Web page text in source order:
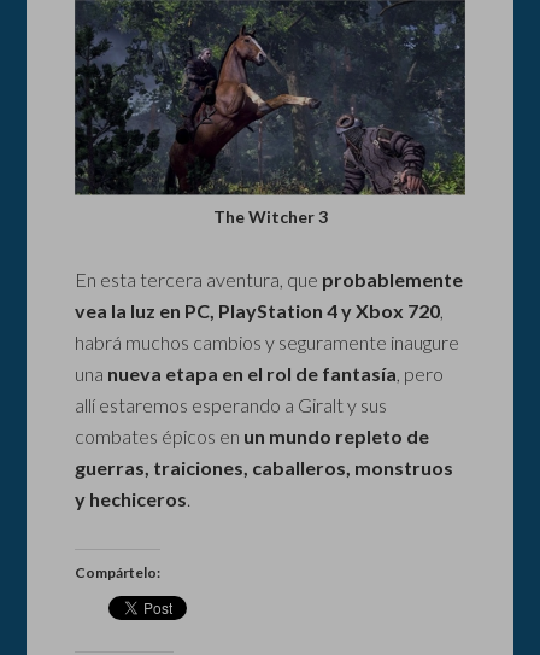
The Witcher 3
En esta tercera aventura, que probablemente
vea la luz en PC, PlayStation 4 y Xbox 720
habrá muchos cambios y seguramente inaugure
una nueva etapa en el rol de fantasía , pero
allí estaremos esperando a Giralt y sus
combates épicos en un mundo repleto de
guerras, traiciones, caballeros, monstruos
y hechiceros
Compártelo: